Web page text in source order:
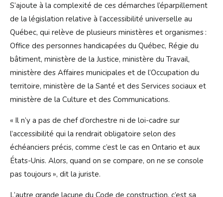
S’ajoute à la complexité de ces démarches l’éparpillement
de la législation relative à l’accessibilité universelle au
Québec, qui relève de plusieurs ministères et organismes :
Office des personnes handicapées du Québec, Régie du
bâtiment, ministère de la Justice, ministère du Travail,
ministère des Affaires municipales et de l’Occupation du
territoire, ministère de la Santé et des Services sociaux et
ministère de la Culture et des Communications.
« Il n’y a pas de chef d’orchestre ni de loi-cadre sur
l’accessibilité qui la rendrait obligatoire selon des
échéanciers précis, comme c’est le cas en Ontario et aux
États-Unis. Alors, quand on se compare, on ne se console
pas toujours », dit la juriste.
L’autre grande lacune du Code de construction, c’est sa